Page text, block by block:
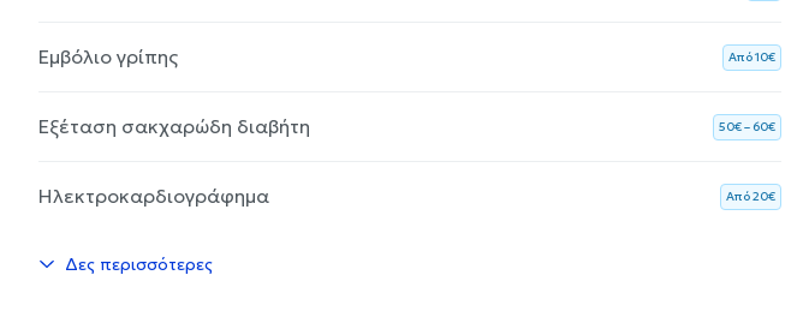
Εμβόλιο γρίπης Aπό 10€
Εξέταση σακχαρώδη διαβήτη 50€ – 60€
Ηλεκτροκαρδιογράφημα Aπό 20€
Δες περισσότερες